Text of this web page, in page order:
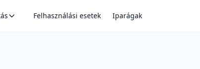
Felhasználási esetek Iparágak